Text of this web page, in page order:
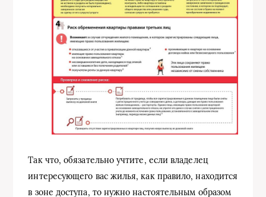
Так что, обязательно учтите, если владелец
интересующего вас жилья, как правило, находится
в зоне доступа, то нужно настоятельным образом